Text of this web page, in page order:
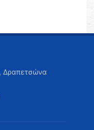
Δραπετσώνα